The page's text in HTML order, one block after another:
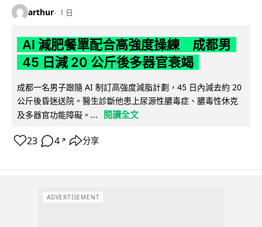
arthur 1 日
AI 減肥餐單配合高強度操練 成都男
45 日減 20 公斤後多器官衰竭
成都一名男子跟隨 AI 制訂高強度減脂計劃，45 日內減去約 20
公斤後昏迷送院。醫生診斷他患上尿源性膿毒症、膿毒性休克
及多器官功能障礙。...
閱讀全文
23 4 ↗ 分享
ADVERTISEMENT